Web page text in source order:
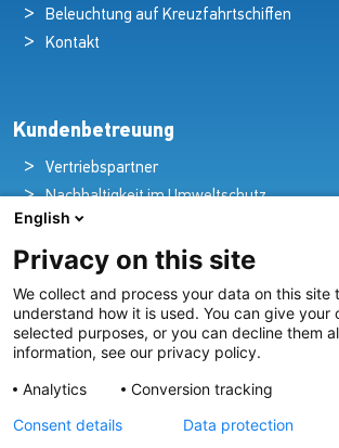
Beleuchtung auf Kreuzfahrtschiffen
Kontakt
Kundenbetreuung
Vertriebspartner
Nachhaltigkeit im Umweltschutz
Qualitätspolitik
Garantieerklärung
Rechtlicher Hinweis
Pioniere in nautischer Brillanz und
Seit über 100 Jahren entwickeln und liefern
English
Privacy on this site
We collect and process your data on this site
understand how it is used. You can give your
selected purposes, or you can decline them
information, see our privacy policy.
Analytics
Conversion tracking
Consent details
Data protection